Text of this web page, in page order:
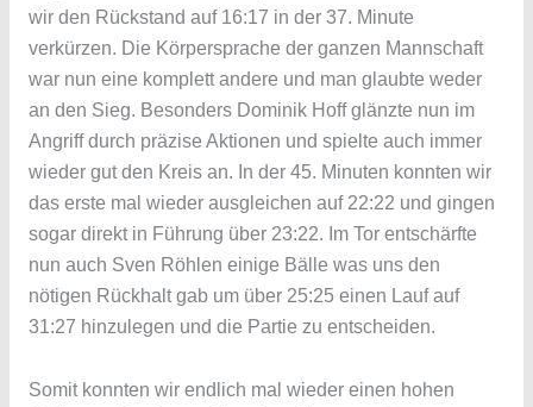
wir den Rückstand auf 16:17 in der 37. Minute
verkürzen. Die Körpersprache der ganzen Mannschaft
war nun eine komplett andere und man glaubte weder
an den Sieg. Besonders Dominik Hoff glänzte nun im
Angriff durch präzise Aktionen und spielte auch immer
wieder gut den Kreis an. In der 45. Minuten konnten wir
das erste mal wieder ausgleichen auf 22:22 und gingen
sogar direkt in Führung über 23:22. Im Tor entschärfte
nun auch Sven Röhlen einige Bälle was uns den
nötigen Rückhalt gab um über 25:25 einen Lauf auf
31:27 hinzulegen und die Partie zu entscheiden.
Somit konnten wir endlich mal wieder einen hohen